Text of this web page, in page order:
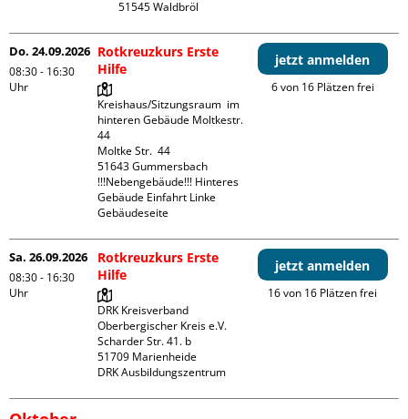
Do. 24.09.2026
08:30 - 16:30
Uhr
Rotkreuzkurs Erste
Hilfe
Kreishaus/Sitzungsraum  im
hinteren Gebäude Moltkestr.
44
Moltke Str.  44
51643 Gummersbach
!!!Nebengebäude!!! Hinteres
Gebäude Einfahrt Linke
Gebäudeseite
jetzt anmelden
6 von 16 Plätzen frei
Sa. 26.09.2026
08:30 - 16:30
Uhr
Rotkreuzkurs Erste
Hilfe
DRK Kreisverband
Oberbergischer Kreis e.V.
Scharder Str. 41. b
51709 Marienheide
DRK Ausbildungszentrum
jetzt anmelden
16 von 16 Plätzen frei